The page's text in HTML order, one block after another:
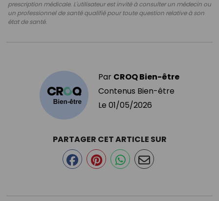
prescription médicale. L'utilisateur est invité à consulter un médecin ou
un professionnel de santé qualifié pour toute question relative à son
état de santé.
Par CROQ Bien-être
Contenus Bien-être
Le 01/05/2026
PARTAGER CET ARTICLE SUR